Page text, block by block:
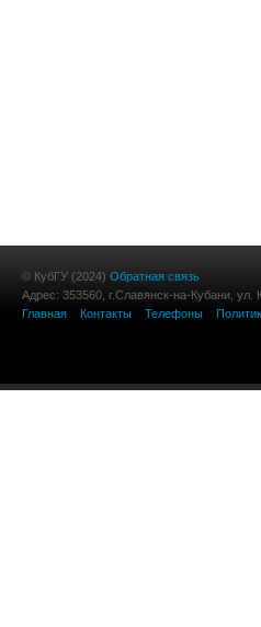
© КубГУ (2024) Обратная связь
Адрес: 353560, г.Славянск-на-Кубани,
Главная
Контакты Телефоны